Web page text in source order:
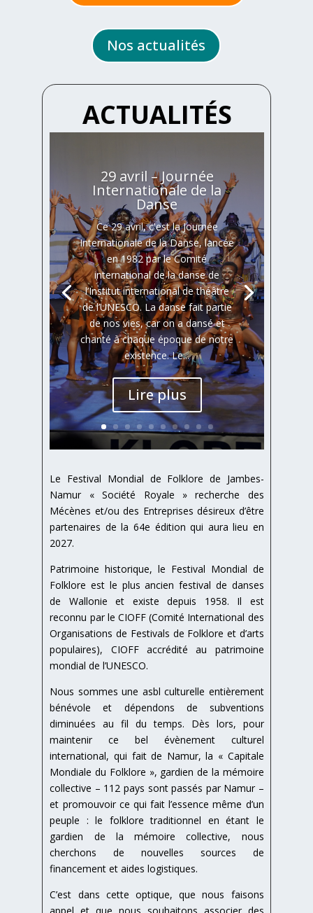
Nos actualités
ACTUALITÉS
29 avril – Journée
Internationale de la
Danse
Ce 29 avril, c'est la Journée
Internationale de la Danse, lancée
en 1982 par le Comité
international de la danse de
l’Institut international de théâtre
de l’UNESCO. La danse fait partie
de nos vies, car on a dansé et
chanté à chaque époque de notre
existence. Le...
Lire plus
Le Festival Mondial de Folklore de Jambes-
Namur « Société Royale » recherche des
Mécènes et/ou des Entreprises désireux d’être
partenaires de la 64e édition qui aura lieu en
2027.
Patrimoine historique, le Festival Mondial de
Folklore est le plus ancien festival de danses
de Wallonie et existe depuis 1958. Il est
reconnu par le CIOFF (Comité International des
Organisations de Festivals de Folklore et d’arts
populaires), CIOFF accrédité au patrimoine
mondial de l’UNESCO.
Nous sommes une asbl culturelle entièrement
bénévole et dépendons de subventions
diminuées au fil du temps. Dès lors, pour
maintenir ce bel évènement culturel
international, qui fait de Namur, la « Capitale
Mondiale du Folklore », gardien de la mémoire
collective – 112 pays sont passés par Namur –
et promouvoir ce qui fait l’essence même d’un
peuple : le folklore traditionnel en étant le
gardien de la mémoire collective, nous
cherchons de nouvelles sources de
financement et aides logistiques.
C’est dans cette optique, que nous faisons